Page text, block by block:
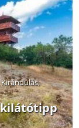
Kirándulás,
kilátótipp